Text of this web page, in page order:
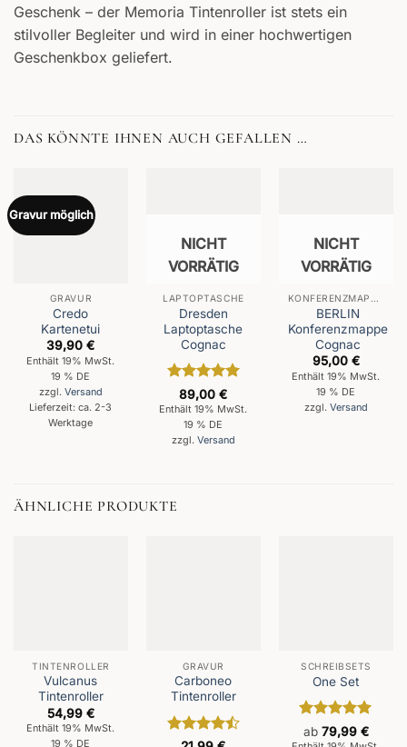
Geschenk – der Memoria Tintenroller ist stets ein
stilvoller Begleiter und wird in einer hochwertigen
Geschenkbox geliefert.
DAS KÖNNTE IHNEN AUCH GEFALLEN …
Gravur möglich
GRAVUR
Credo
Kartenetui
39,90€
Enthält 19% MwSt.
19 % DE
zzgl. Versand
Lieferzeit: ca. 2-3
Werktage
NICHT
VORRÄTIG
LAPTOPTASCHE
Dresden
Laptoptasche
Cognac
Bewertet
mit5von
89,00€
Enthält 19% MwSt.
19 % DE
zzgl. Versand
NICHT
VORRÄTIG
KONFERENZMAPPEN
BERLIN
Konferenzmappe
Cognac
95,00 €
Enthält 19% MwSt.
19 % DE
zzgl. Versand
ÄHNLICHE PRODUKTE
TINTENROLLER
Vulcanus
Tintenroller
54,99 €
Enthält 19% MwSt.
19 % DE
GRAVUR
Carboneo
Tintenroller
Bewertet
SCHREIBSETS
One Set
Bewertet
mit5von
ab 79,99 €